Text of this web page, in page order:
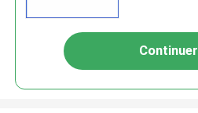
Continuer